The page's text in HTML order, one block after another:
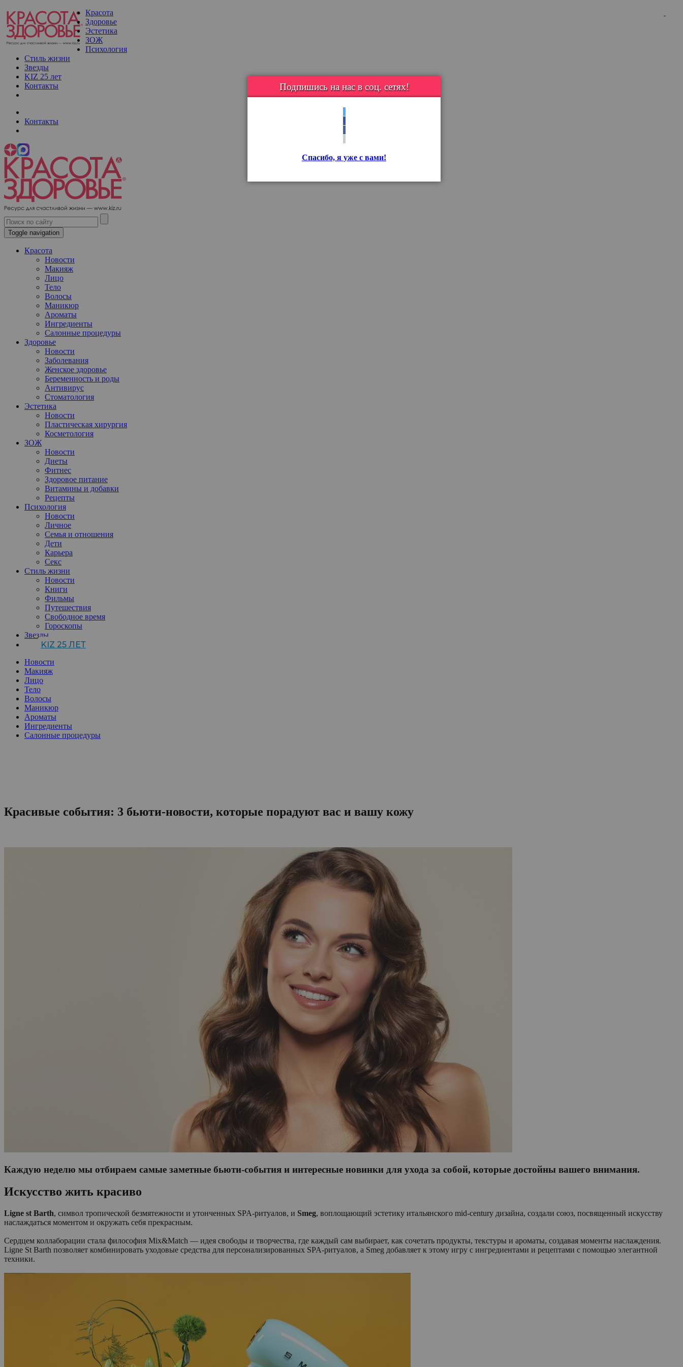
Красота
Здоровье
Эстетика
ЗОЖ
Психология
Стиль жизни
Звезды
KIZ 25 лет
Контакты
Контакты
Toggle navigation
Красота
Новости
Макияж
Лицо
Тело
Волосы
Маникюр
Ароматы
Ингредиенты
Салонные процедуры
Здоровье
Новости
Заболевания
Женское здоровье
Беременность и роды
Антивирус
Стоматология
Эстетика
Новости
Пластическая хирургия
Косметология
ЗОЖ
Новости
Диеты
Фитнес
Здоровое питание
Витамины и добавки
Рецепты
Психология
Новости
Личное
Семья и отношения
Дети
Карьера
Секс
Стиль жизни
Новости
Книги
Фильмы
Путешествия
Свободное время
Гороскопы
Звезды
KIZ 25 ЛЕТ
Новости
Макияж
Лицо
Тело
Волосы
Маникюр
Ароматы
Ингредиенты
Салонные процедуры
Подпишись на нас в соц. сетях!
Спасибо, я уже с вами!
Красивые события: 3 бьюти-новости, которые порадуют вас и вашу кожу
Каждую неделю мы отбираем самые заметные бьюти-события и интересные новинки для ухода за собой, которые достойны вашего внимания.
Искусство жить красиво
Ligne st Barth, символ тропической безмятежности и утонченных SPA-ритуалов, и Smeg, воплощающий эстетику итальянского mid-century дизайна, создали союз, посвященный искусству
наслаждаться моментом и окружать себя прекрасным.
Сердцем коллаборации стала философия Mix&Match — идея свободы и творчества, где каждый сам выбирает, как сочетать продукты, текстуры и ароматы, создавая моменты наслаждения.
Ligne St Barth позволяет комбинировать уходовые средства для персонализированных SPA-ритуалов, а Smeg добавляет к этому игру с ингредиентами и рецептами с помощью элегантной
техники.